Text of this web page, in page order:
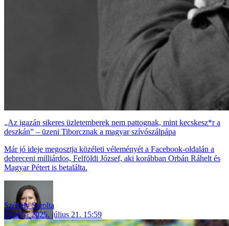
„Az igazán sikeres üzletemberek nem pattognak, mint kecskesz*r a
deszkán” – üzeni Tiborcznak a magyar szívószálpápa
Már jó ideje megosztja közéleti véleményét a Facebook-oldalán a
debreceni milliárdos, Felföldi József, aki korábban Orbán Ráhelt és
Magyar Pétert is betalálta.
Székely Sarolta
ÉLET
2025. július 21. 15:59